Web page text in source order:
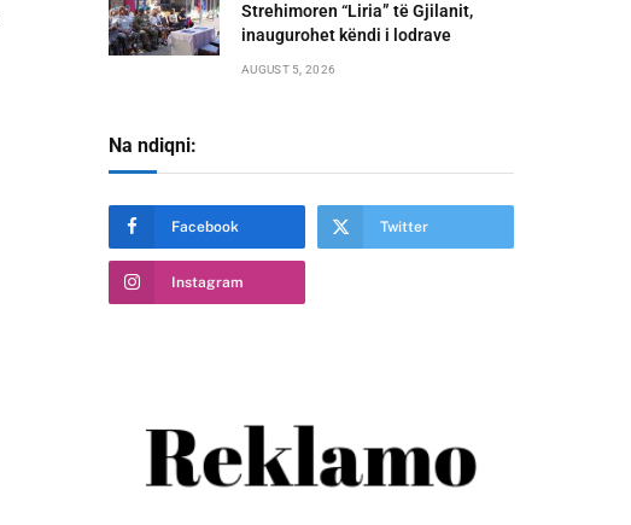
Strehimoren “Liria” të Gjilanit,
inaugurohet këndi i lodrave
AUGUST 5, 2026
Na ndiqni:
Facebook Twitter
Instagram